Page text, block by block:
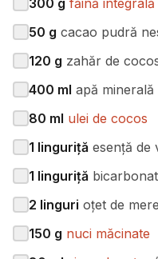
300 g făină integrală
50 g cacao pudră
120 g zahăr de
400 ml apă minerală
80 ml ulei de cocos
1 linguriță esență de
1 linguriță
2 linguri oțet de mere
150 g nuci măcinate